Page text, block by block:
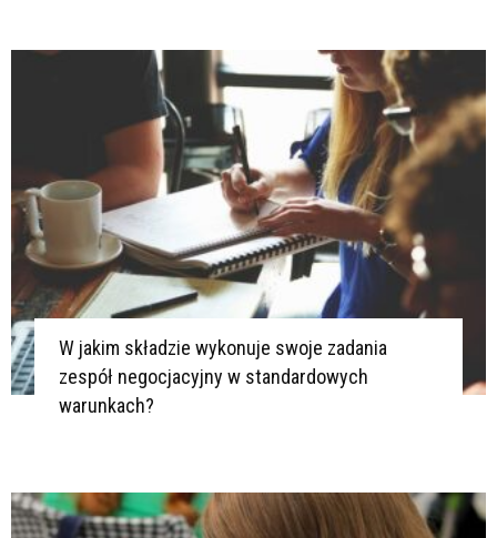
W jakim składzie wykonuje swoje zadania
zespół negocjacyjny w standardowych
warunkach?